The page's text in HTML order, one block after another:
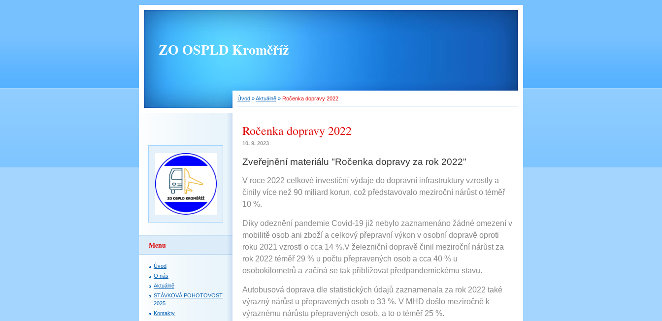
ZO OSPLD Kroměříž
Úvod »Aktuálně » Ročenka dopravy 2022
Ročenka dopravy 2022
10. 9. 2023
Zveřejnění materiálu "Ročenka dopravy za rok 2022"
V roce 2022 celkové investiční výdaje do dopravní infrastruktury vzrostly a
činily více než 90 miliard korun, což představovalo meziroční nárůst o téměř
10 %.
Díky odeznění pandemie Covid-19 již nebylo zaznamenáno žádné omezení v
mobilitě osob ani zboží a celkový přepravní výkon v osobní dopravě oproti
roku 2021 vzrostl o cca 14 %.V železniční dopravě činil meziroční nárůst za
rok 2022 téměř 29 % u počtu přepravených osob a cca 40 % u
osobokilometrů a začíná se tak přibližovat předpandemickému stavu.
Autobusová doprava dle statistických údajů zaznamenala za rok 2022 také
výrazný nárůst u přepravených osob o 33 %. V MHD došlo meziročně k
výraznému nárůstu přepravených osob, a to o téměř 25 %.
Menu
Úvod
O nás
Aktuálně
STÁVKOVÁ POHOTOVOST
2025
Kontakty